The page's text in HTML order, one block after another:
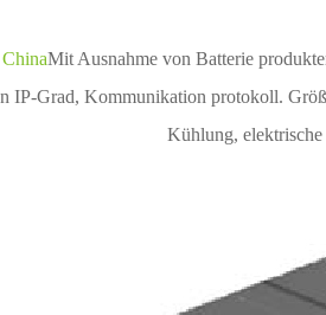
Mit Ausnahme von Batterie
IP-Grad, Kommunikation protokoll.
Kühlung,